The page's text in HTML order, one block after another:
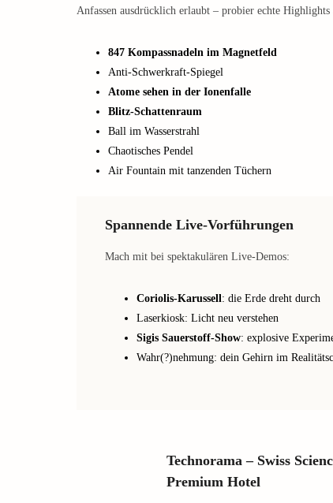
Anfassen ausdrücklich erlaubt – probier echte Highlights
847 Kompassnadeln im Magnetfeld
Anti-Schwerkraft-Spiegel
Atome sehen in der Ionenfalle
Blitz-Schattenraum
Ball im Wasserstrahl
Chaotisches Pendel
Air Fountain mit tanzenden Tüchern
Spannende Live-Vorführungen
Mach mit bei spektakulären Live-Demos:
Coriolis-Karussell: die Erde dreht durch
Laserkiosk: Licht neu verstehen
Sigis Sauerstoff-Show: explosive
Wahr(?)nehmung: dein Gehirn im
Technorama – Swiss
Premium Hotel